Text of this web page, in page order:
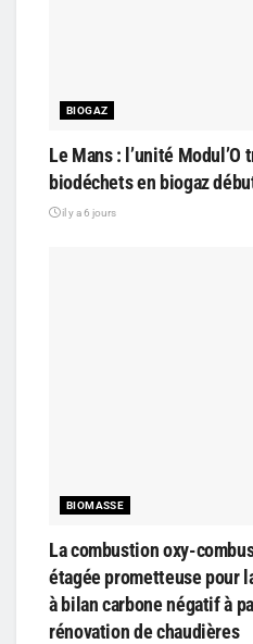
BIOGAZ
Le Mans : l’unité Modul’O
biodéchets en biogaz
il y a 6 jours
BIOMASSE
La combustion oxy-
étagée prometteuse pour
à bilan carbone négatif à
rénovation de chaudières